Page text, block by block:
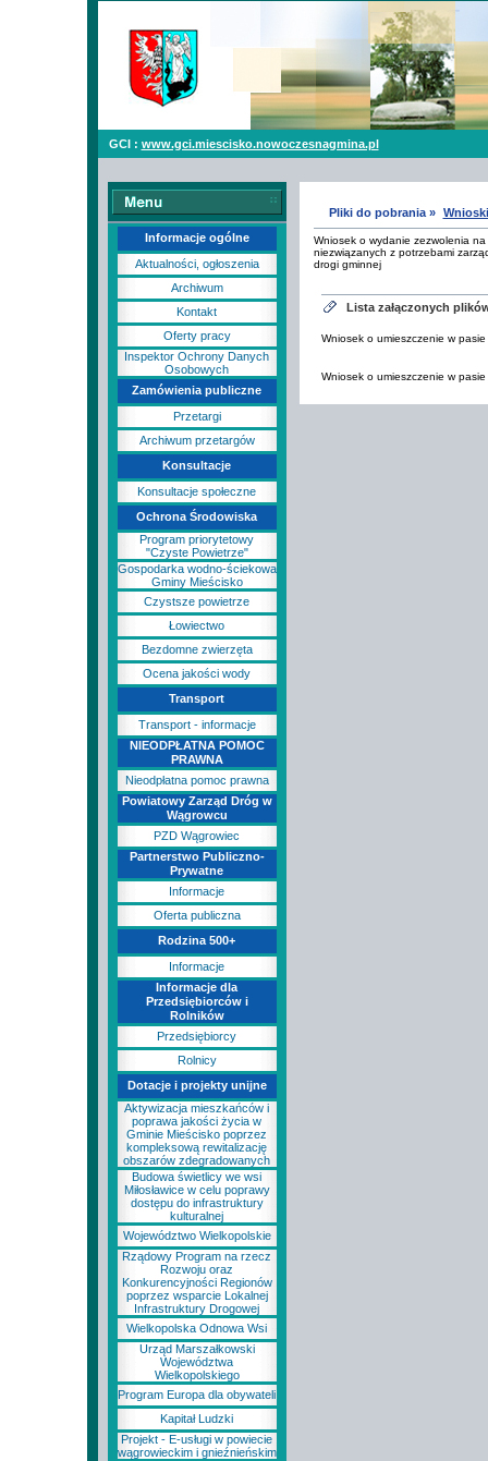
GCI : www.gci.miescisko.nowoczesnagmina.pl
Informacje ogólne
Aktualności, ogłoszenia
Archiwum
Kontakt
Oferty pracy
Inspektor Ochrony Danych
Osobowych
Zamówienia publiczne
Przetargi
Archiwum przetargów
Konsultacje
Konsultacje społeczne
Ochrona Środowiska
Program priorytetowy
"Czyste Powietrze"
Gospodarka wodno-ściekowa
Gminy Mieścisko
Czystsze powietrze
Łowiectwo
Bezdomne zwierzęta
Ocena jakości wody
Transport
Transport - informacje
NIEODPŁATNA POMOC
PRAWNA
Nieodpłatna pomoc prawna
Powiatowy Zarząd Dróg w
Wągrowcu
PZD Wągrowiec
Partnerstwo Publiczno-
Prywatne
Informacje
Oferta publiczna
Rodzina 500+
Informacje
Informacje dla
Przedsiębiorców i
Rolników
Przedsiębiorcy
Rolnicy
Dotacje i projekty unijne
Aktywizacja mieszkańców i
poprawa jakości życia w
Gminie Mieścisko poprzez
kompleksową rewitalizację
obszarów zdegradowanych
Budowa świetlicy we wsi
Miłosławice w celu poprawy
dostępu do infrastruktury
kulturalnej
Województwo Wielkopolskie
Rządowy Program na rzecz
Rozwoju oraz
Konkurencyjności Regionów
poprzez wsparcie Lokalnej
Infrastruktury Drogowej
Wielkopolska Odnowa Wsi
Urząd Marszałkowski
Województwa
Wielkopolskiego
Program Europa dla obywateli
Kapitał Ludzki
Projekt - E-usługi w powiecie
wągrowieckim i gnieźnieńskim
Pliki do pobrania » Wnioski
Wniosek o wydanie zezwolenia
niezwiązanych z potrzebami
drogi gminnej
Lista załączonych
Wniosek o umieszczenie w
Wniosek o umieszczenie w